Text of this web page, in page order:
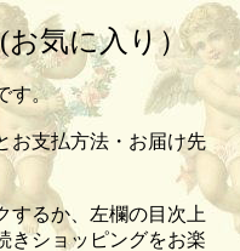
気に入り）
す。
お支払方法・お届け先
するか、左欄の目次上
きショッピングをお楽